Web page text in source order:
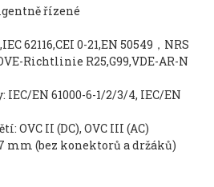
řízené
62116,CEI 0-21,EN 50549，NRS
Richtlinie R25,G99,VDE-AR-N
EN 61000-6-1/2/3/4, IEC/EN
OVC II (DC), OVC III (AC)
mm (bez konektorů a držáků)